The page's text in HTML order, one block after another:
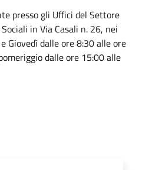
presso gli Uffici del Settore
in Via Casali n. 26, nei
Giovedì dalle ore 8:30 alle ore
dalle ore 15:00 alle